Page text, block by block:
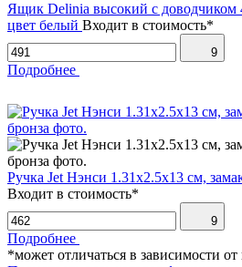
Ящик Delinia высокий с доводчиком
цвет белый Входит в стоимость*
9
Подробнее
Ручка Jet Нэнси 1.31х2.5х13 см,
Входит в стоимость*
9
Подробнее
*может отличаться в зависимости